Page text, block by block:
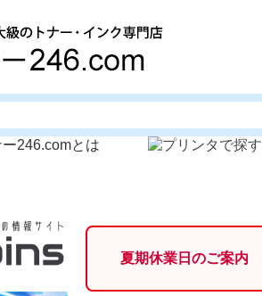
夏期休業日のご案内